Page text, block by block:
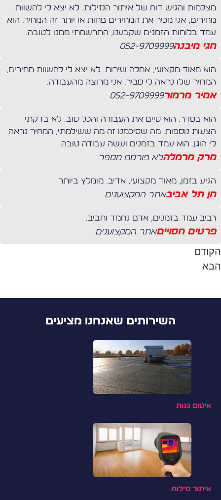
מצלמות והגיש דוח של איתור הנזילות. לא יצא לי להשוות
מחירים, אני מכיר את המחירים פחות או יותר זה המחיר. הוא
עמד בלוחות הזמנים שקבענו, התרשמתי ממנו לטובה.
חגי מיבנה052-9709999
הוא מאוד מקצועי, אחלה שירות. לא יצא לי להשוות מחירים,
המחיר שלו נראה לי סביר. אני מרוצה מהעבודה.
אמיר מרמור052-9709999
הוא בסדר. הוא סיים את העבודה והכל טוב. לא בדקתי
הצעות נוספות. מה שסיכמנו זה מה ששילמתי, המחיר נראה
לי הוגן. הוא עמד בזמנים ועשה עבודה טובה.
מרק מרמלהלא פורסם מספר
הגיע בזמן, מאוד מקצועי, אדיב. מומלץ ביותר
חן תל אביבאתר המקצוענים
רביב עמד בזמנים, אדם נחמד וחביב.
פרטים חסוייםאתר המקצוענים
השירותים שאנחנו מציעים
איטום גגות
איתור נזילות